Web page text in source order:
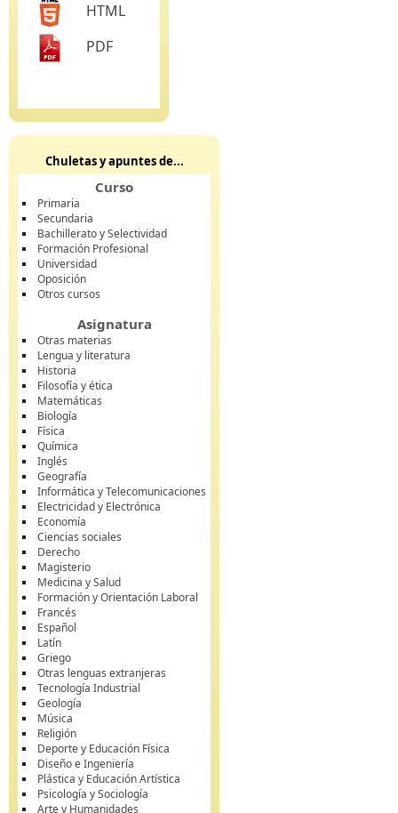
HTML
PDF
Chuletas y apuntes de...
Curso
Primaria
Secundaria
Bachillerato y Selectividad
Formación Profesional
Universidad
Oposición
Otros cursos
Asignatura
Otras materias
Lengua y literatura
Historia
Filosofía y ética
Matemáticas
Biología
Física
Química
Inglés
Geografía
Informática y Telecomunicaciones
Electricidad y Electrónica
Economía
Ciencias sociales
Derecho
Magisterio
Medicina y Salud
Formación y Orientación Laboral
Francés
Español
Latín
Griego
Otras lenguas extranjeras
Tecnología Industrial
Geología
Música
Religión
Deporte y Educación Física
Diseño e Ingeniería
Plástica y Educación Artística
Psicología y Sociología
Arte y Humanidades